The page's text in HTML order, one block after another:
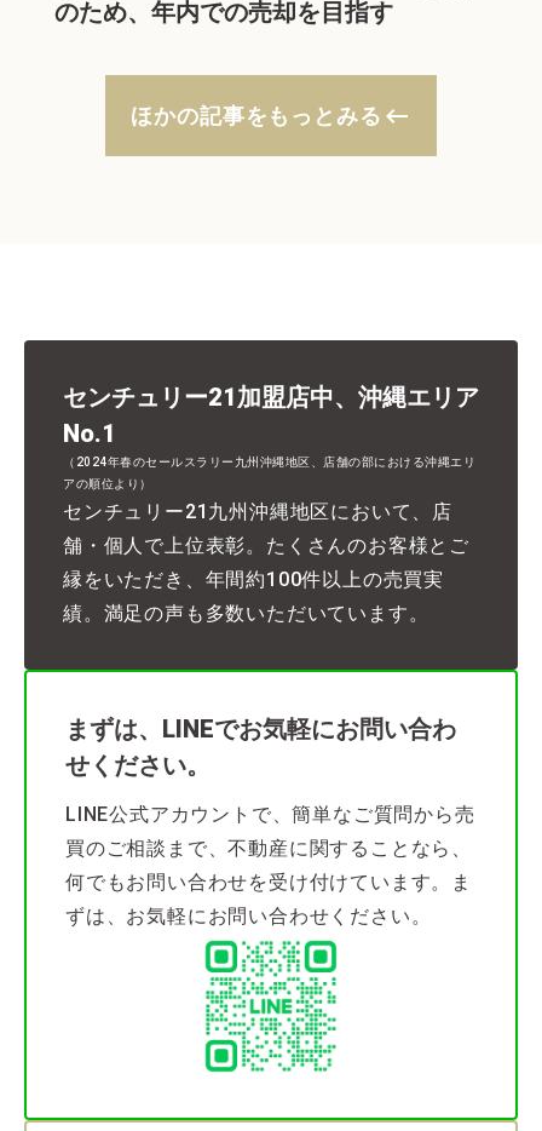
のため、年内での売却を目指す
ほかの記事をもっとみる keyboard_backspace
センチュリー21加盟店中、沖縄エリア
No.1
（2024年春のセールスラリー九州沖縄地区、店舗の部における沖縄エリ
アの順位より）
センチュリー21九州沖縄地区において、店
舗・個人で上位表彰。たくさんのお客様とご
縁をいただき、年間約100件以上の売買実
績。満足の声も多数いただいています。
まずは、LINEでお気軽にお問い合わ
せください。
LINE公式アカウントで、簡単なご質問から売
買のご相談まで、不動産に関することなら、
何でもお問い合わせを受け付けています。ま
ずは、お気軽にお問い合わせください。